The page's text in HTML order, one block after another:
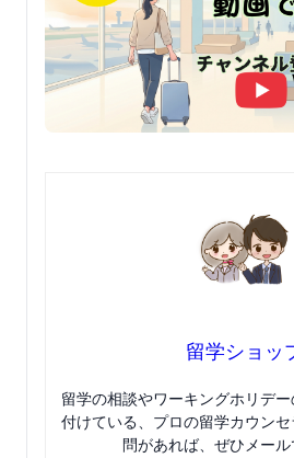
留学ショッ
留学の相談やワーキングホリデ
付けている、プロの留学カウン
問があれば、ぜひメール